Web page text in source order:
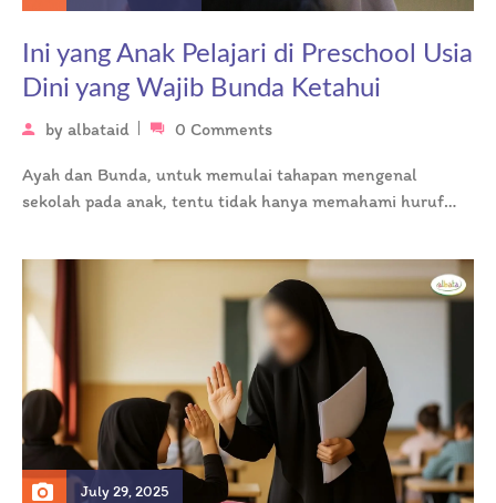
Ini yang Anak Pelajari di Preschool Usia
Dini yang Wajib Bunda Ketahui
by albataid 0 Comments
Ayah dan Bunda, untuk memulai tahapan mengenal
sekolah pada anak, tentu tidak hanya memahami huruf
July 29, 2025